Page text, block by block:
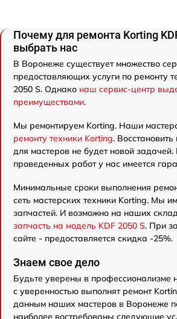
Почему для ремонта Korting
выбрать нас
В Воронеже существует множество
предоставляющих услуги по ремонту
2050 S. Однако наш сервис-центр
преимуществами.
Мы ремонтируем Korting. Наши
ремонту техники Korting.
для мастеров не будет новой
проведенных работ у нас имеется
Минимальные сроки выполнения
сеть мастерских техники Korting. Мы
запчастей. И возможно на наших
запчасть на модель KDF 2050 S. При
сайте - предоставляется скидка -25%.
Знаем свое дело
Будьте уверены в профессионализме
с уверенностью выполнят ремонт
данным наших мастеров в Воронеже
наиболее востребованы следующие